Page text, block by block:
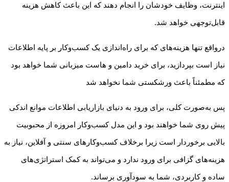
اینترنت، وظایف خودشان را انجام دهند که این باعث کاهش هزینه
قابل‌توجهی خواهد شد.
درواقع تنها هزینه‌های که برای راه‌اندازی یک کسب‌وکار بر پایه اطلاعات
نیاز است بپردازید، برای خرید دامین و هاست میزبانی شما خواهد بود
که مطمئناً باعث ورشکستی شما نخواهد شد
پس به‌صورت کلی، برای ورود به دنیای بازاریابی اطلاعات موانع اندکی
پیش روی شما خواهند بود و این مدل کسب‌وکار امروزه از محبوبیت
بالایی برخوردار است زیرا برخلاف کسب‌وکارهای سنتی و آفلاین، نیاز به
هزینه‌های گزافی برای ورود ندارد و می‌تواند به کمک استراتژی‌های
ساده و کاربردی، شما به سودآوری برساند.